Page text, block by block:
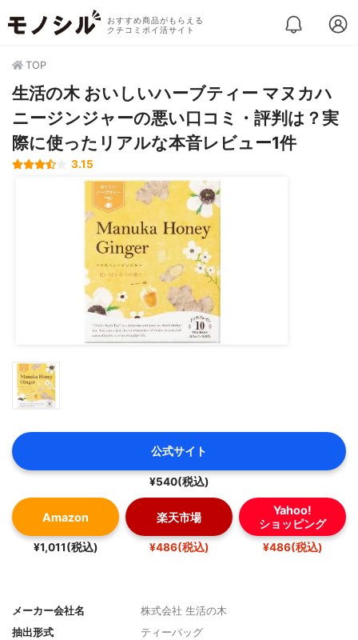
おすすめ商品がもらえる
クチコミポイ活サイト
TOP
生活の木 おいしいハーブティー マヌカハ
ニージンジャーの悪い口コミ・評判は？実
際に使ったリアルな本音レビュー1件
3.15
公式サイト
¥540(税込)
Amazon
¥1,011(税込)
楽天市場
¥486(税込)
Yahoo!
ショッピング
¥486(税込)
メーカー会社名
株式会社 生活の木
抽出形式
ティーバッグ